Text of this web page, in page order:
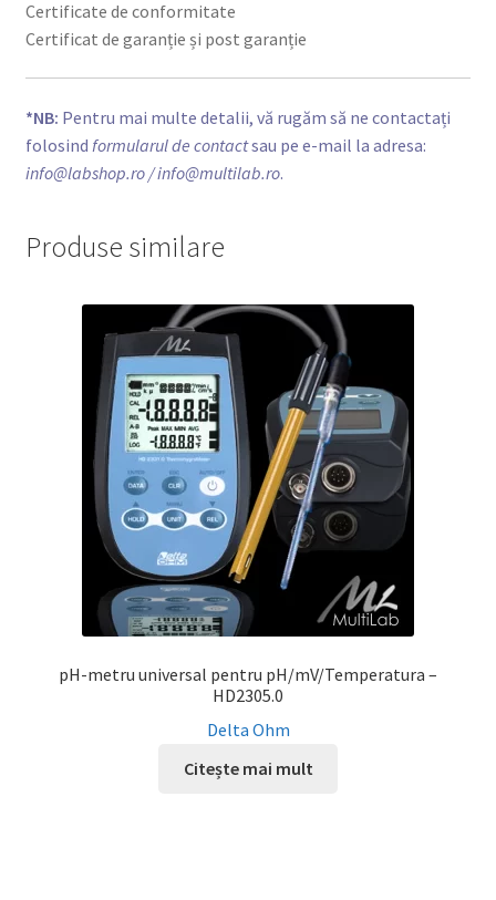
Certificate de conformitate
Certificat de garanție și post garanție
*NB: Pentru mai multe detalii, vă rugăm să ne contactați
folosind formularul de contactsau pe e-mail la adresa:
info@labshop.ro/ info@multilab.ro.
Produse similare
pH-metru universal pentru pH/mV/Temperatura –
HD2305.0
Delta Ohm
Citește mai mult